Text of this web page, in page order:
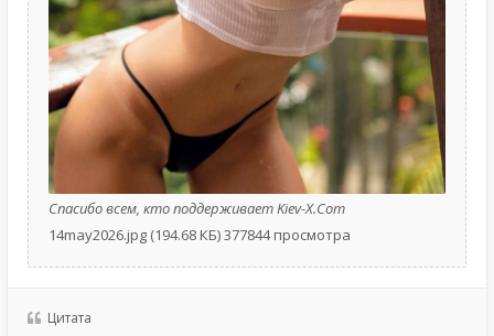
Спасибо всем, кто поддерживает Kiev-X.Com
14may2026.jpg (194.68 КБ) 377844 просмотра
Цитата